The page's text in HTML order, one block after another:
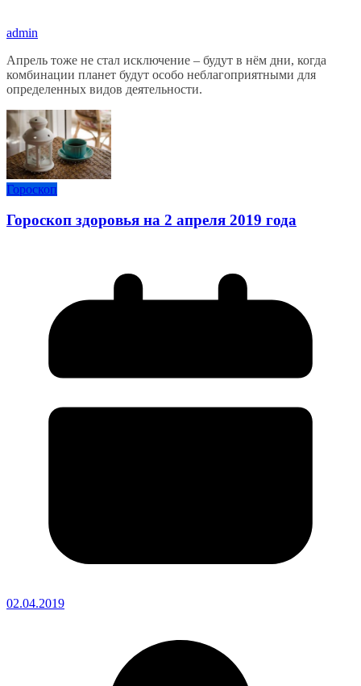
admin
Апрель тоже не стал исключение – будут в нём дни, когда
комбинации планет будут особо неблагоприятными для
определенных видов деятельности.
Гороскоп
Гороскоп здоровья на 2 апреля 2019 года
02.04.2019